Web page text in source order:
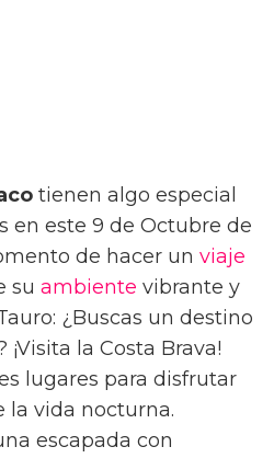
tienen algo especial
en este 9 de Octubre de
de hacer un viaje
su ambiente vibrante y
¿Buscas un destino
la Costa Brava!
lugares para disfrutar
la vida nocturna.
escapada con